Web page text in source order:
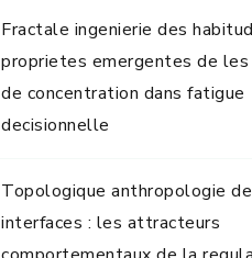
Fractale ingenierie des
proprietes emergentes de les
de concentration dans fatigue
decisionnelle
Topologique anthropologie
interfaces : les attracteurs